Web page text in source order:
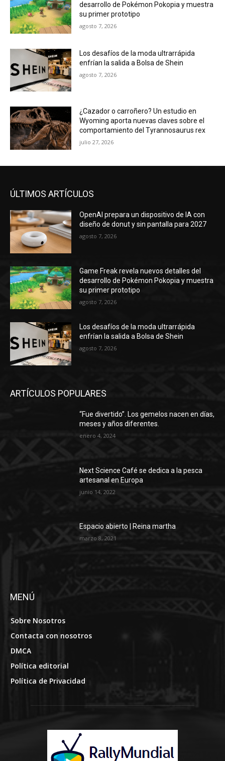
desarrollo de Pokémon Pokopia y muestra
su primer prototipo
agosto 7, 2026
Los desafíos de la moda ultrarrápida
enfrían la salida a Bolsa de Shein
agosto 7, 2026
¿Cazador o carroñero? Un estudio en
Wyoming aporta nuevas claves sobre el
comportamiento del Tyrannosaurus rex
julio 27, 2026
ÚLTIMOS ARTÍCULOS
OpenAI prepara un dispositivo de IA con
diseño de donut y sin pantalla para 2027
agosto 7, 2026
Game Freak revela nuevos detalles del
desarrollo de Pokémon Pokopia y muestra
su primer prototipo
agosto 7, 2026
Los desafíos de la moda ultrarrápida
enfrían la salida a Bolsa de Shein
agosto 7, 2026
ARTÍCULOS POPULARES
“Fue divertido”. Los gemelos nacen en días,
meses y años diferentes.
enero 4, 2024
Next Science Café se dedica a la pesca
artesanal en Europa
junio 14, 2022
Espacio abierto | Reina martha
marzo 8, 2021
MENÚ
Sobre Nosotros
Contacta con nosotros
DMCA
Política editorial
Política de Privacidad